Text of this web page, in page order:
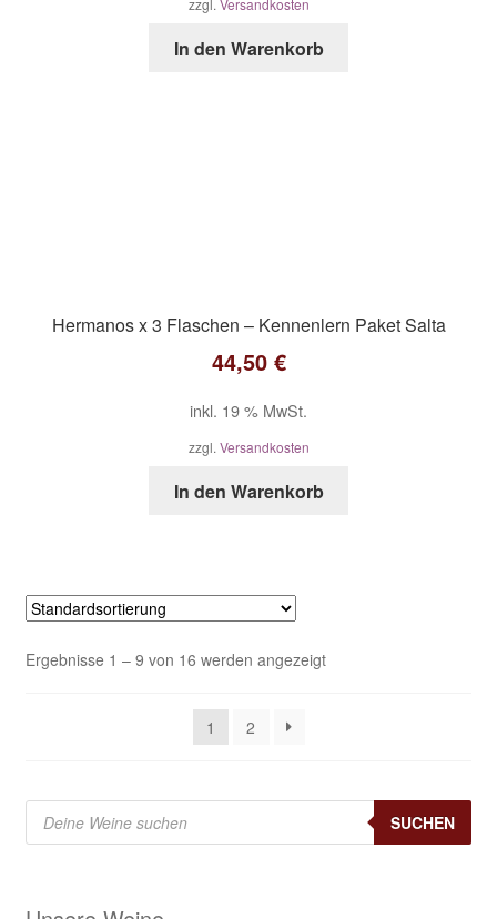
In den Warenkorb
Hermanos x 3 Flaschen – Kennenlern Paket Salta
44,50 €
inkl. 19 % MwSt.
zzgl. Versandkosten
In den Warenkorb
Ergebnisse 1 – 9 von 16 werden angezeigt
1 2
Products
search SUCHEN